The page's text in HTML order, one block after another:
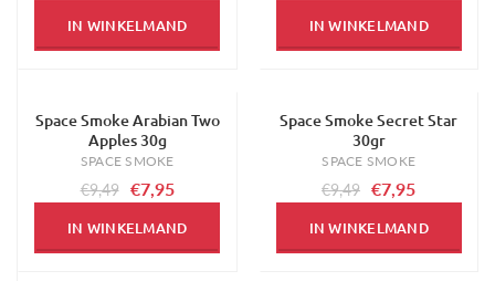
IN WINKELMAND IN WINKELMAND
-16%
Space Smoke Arabian Two
Apples 30g
SPACE SMOKE
€9,49 €7,95
IN WINKELMAND
-16%
Space Smoke Secret Star
30gr
SPACE SMOKE
€9,49 €7,95
IN WINKELMAND